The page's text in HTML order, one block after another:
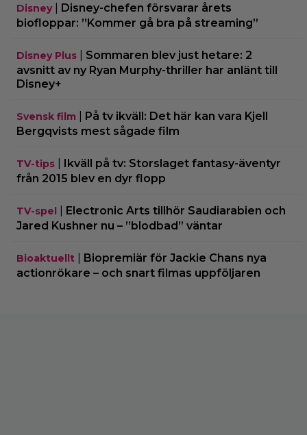
Disney| Disney-chefen försvarar årets
biofloppar: ”Kommer gå bra på streaming”
Disney Plus
Sommaren blev just hetare: 2
avsnitt av ny Ryan Murphy-thriller har anlänt till
Disney+
Svensk film
På tv ikväll: Det här kan vara Kjell
Bergqvists mest sågade film
TV-tips
Ikväll på tv: Storslaget fantasy-äventyr
från 2015 blev en dyr flopp
TV-spel
Electronic Arts tillhör Saudiarabien och
Jared Kushner nu – ”blodbad” väntar
Bioaktuellt
Biopremiär för Jackie Chans nya
actionrökare – och snart filmas uppföljaren